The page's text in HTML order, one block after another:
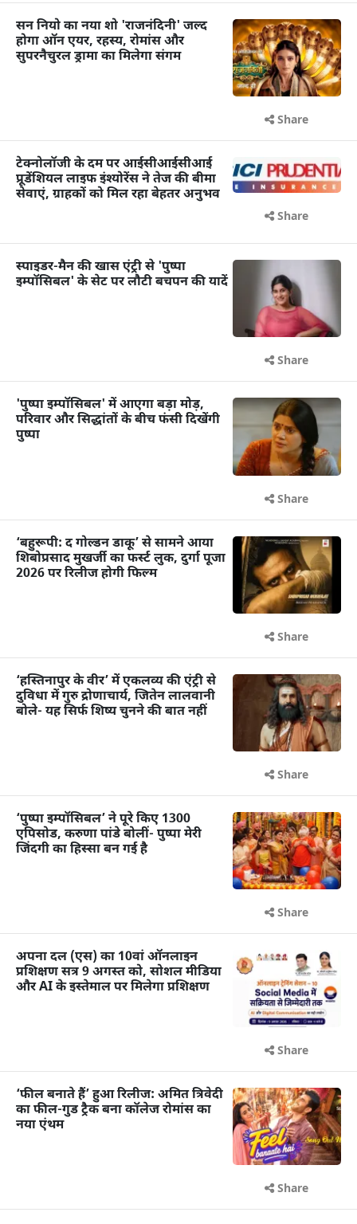
सन नियो का नया शो 'राजनंदिनी' जल्द
होगा ऑन एयर, रहस्य, रोमांस और
सुपरनैचुरल ड्रामा का मिलेगा संगम
Share
टेक्नोलॉजी के दम पर आईसीआईसीआई
प्रूडेंशियल लाइफ इंश्योरेंस ने तेज की बीमा
सेवाएं, ग्राहकों को मिल रहा बेहतर अनुभव
Share
स्पाइडर-मैन की खास एंट्री से 'पुष्पा
इम्पॉसिबल' के सेट पर लौटी बचपन की यादें
Share
'पुष्पा इम्पॉसिबल' में आएगा बड़ा मोड़,
परिवार और सिद्धांतों के बीच फंसी दिखेंगी
पुष्पा
Share
‘बहुरूपी: द गोल्डन डाकू’ से सामने आया
शिबोप्रसाद मुखर्जी का फर्स्ट लुक, दुर्गा पूजा
2026 पर रिलीज होगी फिल्म
Share
‘हस्तिनापुर के वीर’ में एकलव्य की एंट्री से
दुविधा में गुरु द्रोणाचार्य, जितेन लालवानी
बोले- यह सिर्फ शिष्य चुनने की बात नहीं
Share
‘पुष्पा इम्पॉसिबल’ ने पूरे किए 1300
एपिसोड, करुणा पांडे बोलीं- पुष्पा मेरी
जिंदगी का हिस्सा बन गई है
Share
अपना दल (एस) का 10वां ऑनलाइन
प्रशिक्षण सत्र 9 अगस्त को, सोशल मीडिया
और AI के इस्तेमाल पर मिलेगा प्रशिक्षण
Share
‘फील बनाते हैं’ हुआ रिलीज: अमित त्रिवेदी
का फील-गुड ट्रैक बना कॉलेज रोमांस का
नया एंथम
Share